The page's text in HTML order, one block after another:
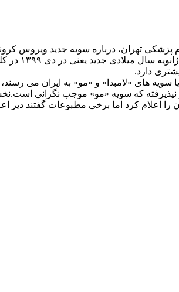
تهران، درباره سویه جدید ویروس کرونا
دارد.
سویه های «لامبدا» و «مو» به ایران می
اعلام کرد اما برخی مطبوعات گفتند دیر